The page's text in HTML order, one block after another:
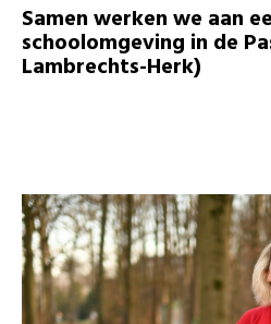
Samen werken we aan
schoolomgeving in de
Lambrechts-Herk)